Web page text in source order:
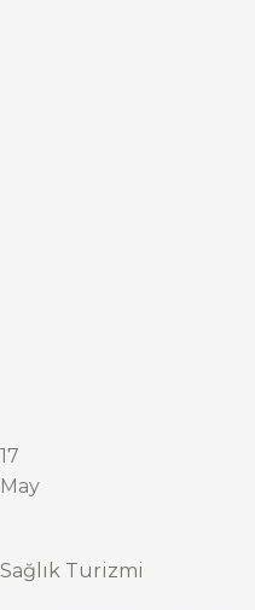
17
May
Sağlık Turizmi